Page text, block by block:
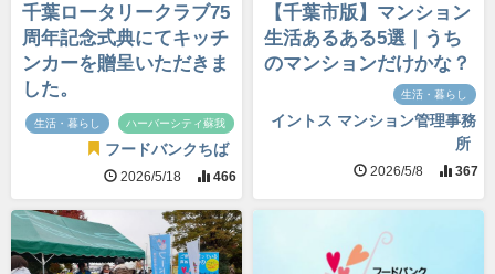
千葉ロータリークラブ75
周年記念式典にてキッチ
ンカーを贈呈いただきま
した。
生活・暮らし ハーバーシティ蘇我
フードバンクちば
2026/5/18 466
【千葉市版】マンション
生活あるある5選｜うち
のマンションだけかな？
生活・暮らし
イントス マンション管理事務
所
2026/5/8 367